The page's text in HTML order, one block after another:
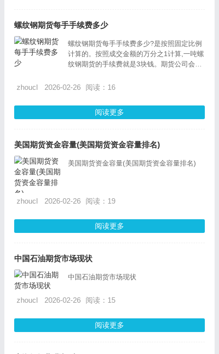
螺纹钢期货每手手续费多少
螺纹钢期货每手手续费多少?是按照固定比例
计算的。按照成交金额的万分之1计算,一吨螺
纹钢期货的手续费就是3块钱。期货公司会在
需要提前咨询一下,所以我们要找那些佣金便
zhoucl 2026-02-26 阅读：16
阅读更多
美国期货资金容量(美国期货资金容量排名)
美国期货资金容量(美国期货资金容量排名)
zhoucl 2026-02-26 阅读：19
阅读更多
中国石油期货市场现状
中国石油期货市场现状
zhoucl 2026-02-26 阅读：15
阅读更多